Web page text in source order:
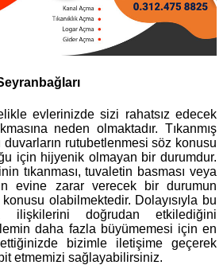
evlerinizde sizi rahatsız edecek
neden olmaktadır. Tıkanmış
rutubetlenmesi söz konusu
için hijyenik olmayan bir durumdur.
tıkanması, tuvaletin basması veya
evine zarar verecek bir durumun
olabilmektedir. Dolayısıyla bu
ilişkilerini doğrudan etkilediğini
daha fazla büyümemesi için en
bizimle iletişime geçerek
etmemizi sağlayabilirsiniz.